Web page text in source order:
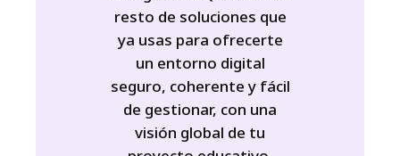
resto de soluciones que
ya usas para ofrecerte
un entorno digital
seguro, coherente y fácil
de gestionar, con una
visión global de tu